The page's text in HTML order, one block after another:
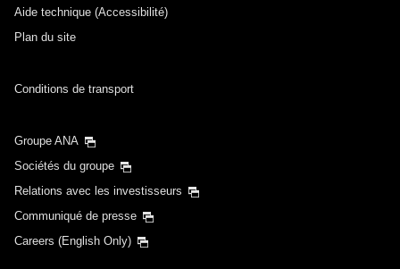
Aide technique (Accessibilité)
Plan du site
Conditions de transport
Groupe ANA
Sociétés du groupe
Relations avec les investisseurs
Communiqué de presse
Careers (English Only)